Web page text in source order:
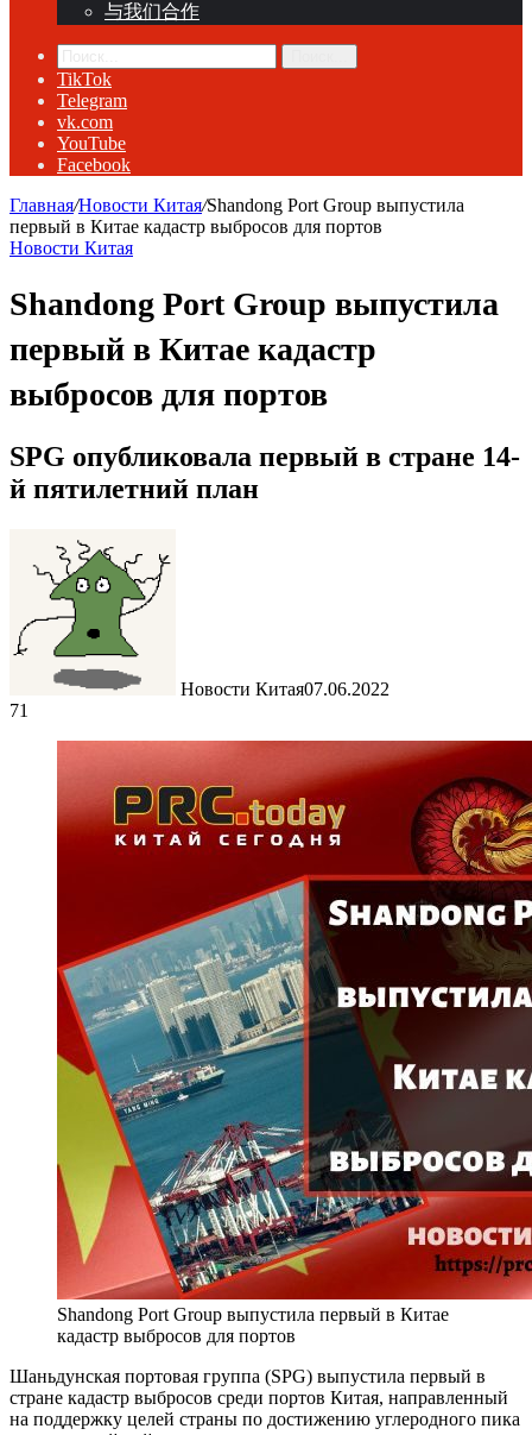
与我们合作
TikTok
Telegram
vk.com
YouTube
Facebook
Главная/Новости Китая/Shandong Port Group выпустила
первый в Китае кадастр выбросов для портов
Новости Китая
Shandong Port Group выпустила
первый в Китае кадастр
выбросов для портов
SPG опубликовала первый в стране 14-
й пятилетний план
Новости Китая07.06.2022
71
Shandong Port Group выпустила первый в Китае
кадастр выбросов для портов
Шаньдунская портовая группа (SPG) выпустила первый в
стране кадастр выбросов среди портов Китая, направленный
на поддержку целей страны по достижению углеродного пика